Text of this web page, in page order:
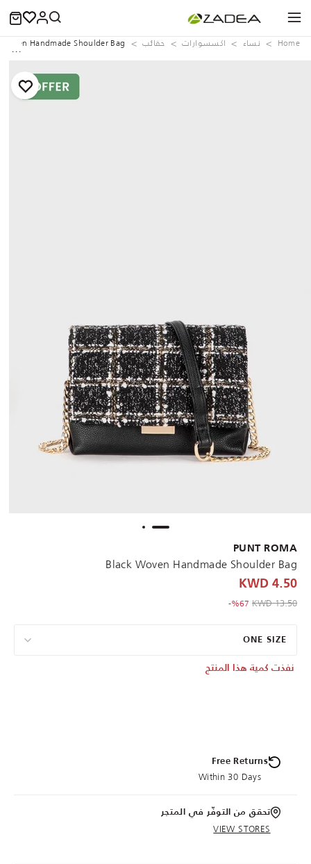
Home نساء اكسسوارات حقائب Handmade Shoulder Bag
PUNT ROMA
Black Woven Handmade Shoulder Bag
4.50 KWD
Price reduced from
13.50 KWD
to 4.50 KWD
%67-
ONE SIZE
نفذت كمية هذا المنتج
Free Returns
Within 30 Days
تحقق من التوفّر في المتجر
VIEW STORES